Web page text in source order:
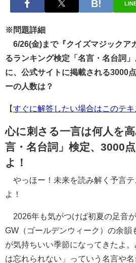
※問題詳細
6/26(金)まで『クイズマジックア
るランキング検定「名言・名台詞
に、公式サイトに掲載される3000
ーの人数は？
【すぐに解答したい場合はこのテキ
心に刺さる一言は何人を
言・名台詞」検定、3000
よ！
やっほー！未来を読み解く予言
よ！
2026年も気がつけば初夏の足音が
GW（ゴールデンウィーク）の余韻
が気持ちいい季節になってきたよ
は忘れられない」っていう名言や